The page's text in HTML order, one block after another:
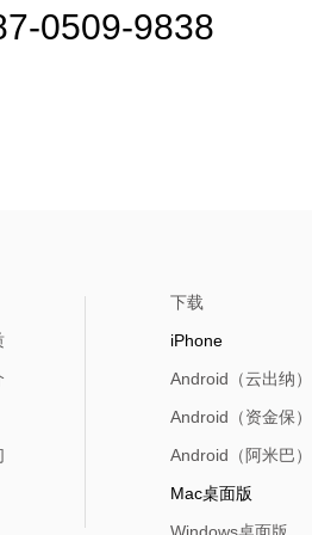
0509-9838
下载
iPhone
Android（云出纳）
Android（资金保）
Android（阿米巴）
Mac桌面版